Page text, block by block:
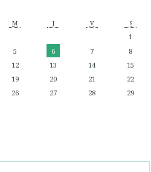
M J V S
1
5 6 7
8
12 13 14
15
19 20 21
22
26 27 28
29